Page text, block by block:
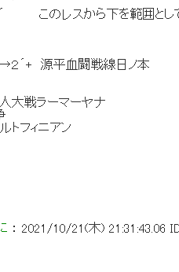
を範囲として４０分
２´+ 源平血闘戦線日ノ本
大戦ラーマーヤナ
フィニアン
：2021/10/21(木) 21:31:43.06